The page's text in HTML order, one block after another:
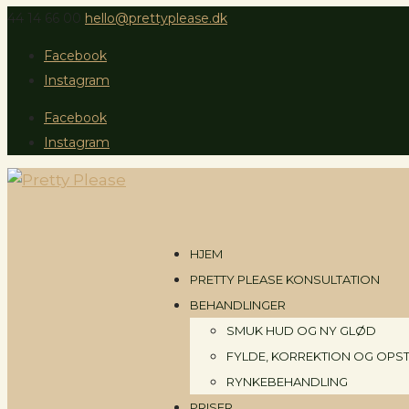
44 14 66 00 hello@prettyplease.dk
Facebook
Instagram
Facebook
Instagram
HJEM
PRETTY PLEASE KONSULTATION
BEHANDLINGER
SMUK HUD OG NY GLØD
FYLDE, KORREKTION OG
RYNKEBEHANDLING